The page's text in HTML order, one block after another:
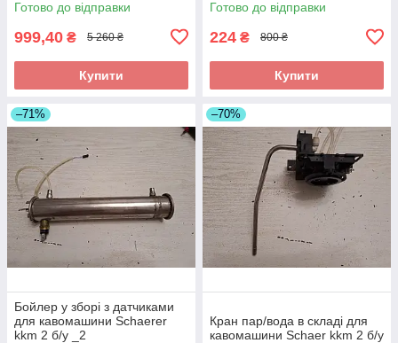
б/у
Готово до відправки
999,40 ₴ 5 260 ₴
Купити
Готово до відправки
224 ₴ 800 ₴
Купити
–71%
Бойлер у зборі з датчиками
для кавомашини Schaerer
kkm 2 б/у _2
–70%
Кран пар/вода в складі для
кавомашини Schaer kkm 2 б/у